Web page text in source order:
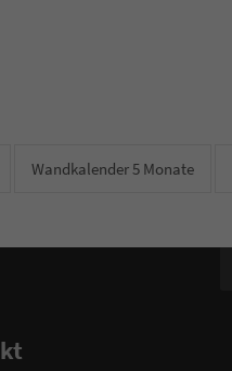
Wandkalender 5 Monate